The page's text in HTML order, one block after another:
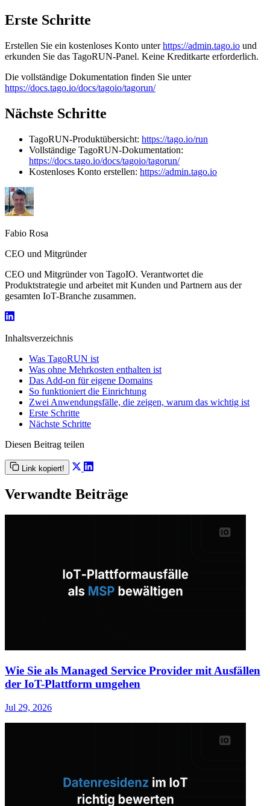
Erste Schritte
Erstellen Sie ein kostenloses Konto unterhttps://admin.tago.io und
erkunden Sie das TagoRUN-Panel. Keine Kreditkarte erforderlich.
Die vollständige Dokumentation finden Sie unter
https://docs.tago.io/docs/tagoio/tagorun/
Nächste Schritte
TagoRUN-Produktübersicht: https://tago.io/run
Vollständige TagoRUN-Dokumentation:
https://docs.tago.io/docs/tagoio/tagorun/
Kostenloses Konto erstellen: https://admin.tago.io
Fabio Rosa
CEO und Mitgründer
CEO und Mitgründer von TagoIO. Verantwortet die
Produktstrategie und arbeitet mit Kunden und Partnern aus der
gesamten IoT-Branche zusammen.
Inhaltsverzeichnis
Was TagoRUN ist
Was ohne Mehrkosten enthalten ist
Das Add-on für eigene Domains
So funktioniert die Einrichtung
Zwei Anwendungsfälle, die zeigen, warum das wichtig ist
Erste Schritte
Nächste Schritte
Diesen Beitrag teilen
Link kopiert!
Verwandte Beiträge
Wie Sie als Managed Service Provider mit Ausfällen
der IoT-Plattform umgehen
Jul 29, 2026